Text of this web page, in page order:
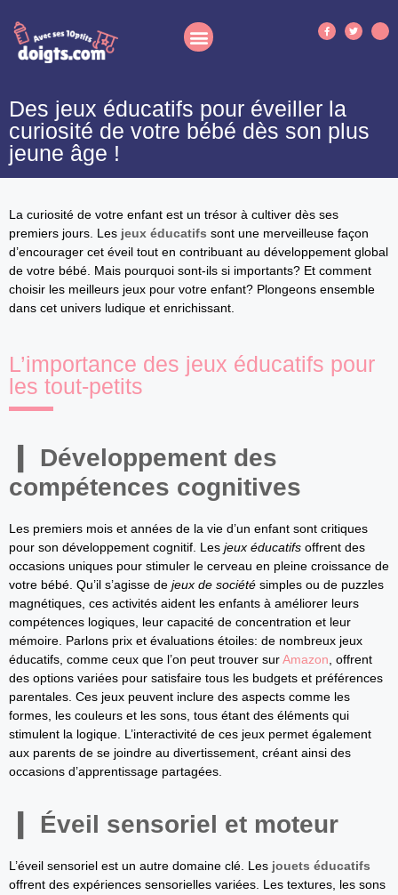
Des jeux éducatifs pour éveiller la
curiosité de votre bébé dès son plus
jeune âge !
La curiosité de votre enfant est un trésor à cultiver dès ses
premiers jours. Les jeux éducatifs sont une merveilleuse façon
d’encourager cet éveil tout en contribuant au développement global
de votre bébé. Mais pourquoi sont-ils si importants? Et comment
choisir les meilleurs jeux pour votre enfant? Plongeons ensemble
dans cet univers ludique et enrichissant.
L’importance des jeux éducatifs pour
les tout-petits
Développement des
compétences cognitives
Les premiers mois et années de la vie d’un enfant sont critiques
pour son développement cognitif. Les jeux éducatifs offrent des
occasions uniques pour stimuler le cerveau en pleine croissance de
votre bébé. Qu’il s’agisse de jeux de société simples ou de puzzles
magnétiques, ces activités aident les enfants à améliorer leurs
compétences logiques, leur capacité de concentration et leur
mémoire. Parlons prix et évaluations étoiles: de nombreux jeux
éducatifs, comme ceux que l’on peut trouver surAmazon , offrent
des options variées pour satisfaire tous les budgets et préférences
parentales. Ces jeux peuvent inclure des aspects comme les
formes, les couleurs et les sons, tous étant des éléments qui
stimulent la logique. L’interactivité de ces jeux permet également
aux parents de se joindre au divertissement, créant ainsi des
occasions d’apprentissage partagées.
Éveil sensoriel et moteur
L’éveil sensoriel est un autre domaine clé. Les jouets éducatifs
offrent des expériences sensorielles variées. Les textures, les sons